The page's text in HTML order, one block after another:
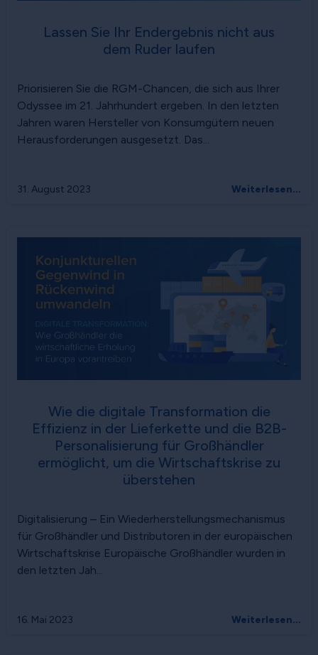
Lassen Sie Ihr Endergebnis nicht aus
dem Ruder laufen
Priorisieren Sie die RGM-Chancen, die sich aus Ihrer
Odyssee im 21. Jahrhundert ergeben. In den letzten
Jahren waren Hersteller von Konsumgütern neuen
Herausforderungen ausgesetzt. Das...
31. August 2023 Weiterlesen...
Wie die digitale Transformation die
Effizienz in der Lieferkette und die B2B-
Personalisierung für Großhändler
ermöglicht, um die Wirtschaftskrise zu
überstehen
Digitalisierung – Ein Wiederherstellungsmechanismus
für Großhändler und Distributoren in der europäischen
Wirtschaftskrise Europäische Großhändler wurden in
den letzten Jah...
16. Mai 2023 Weiterlesen...